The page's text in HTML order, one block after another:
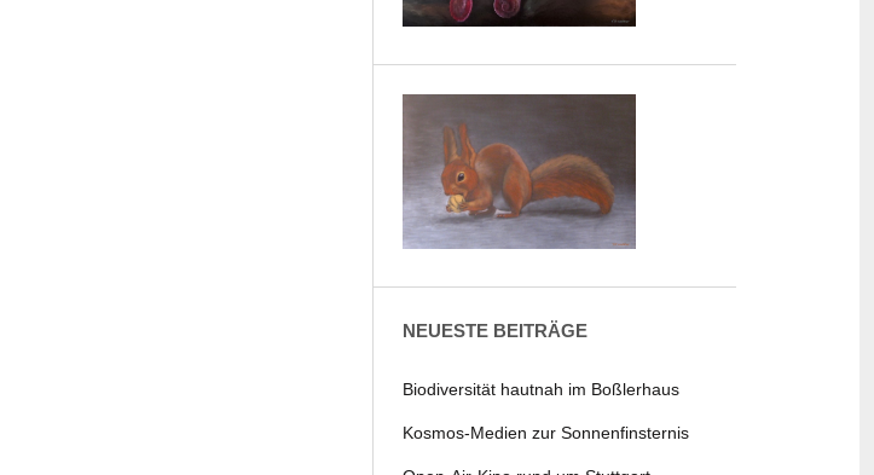
NEUESTE BEITRÄGE
Biodiversität hautnah im Boßlerhaus
Kosmos-Medien zur Sonnenfinsternis